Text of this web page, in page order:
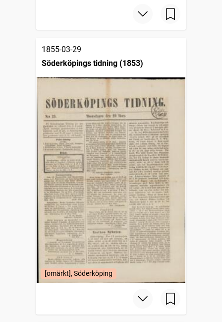
1855-03-29
Söderköpings tidning (1853)
[omärkt], Söderköping